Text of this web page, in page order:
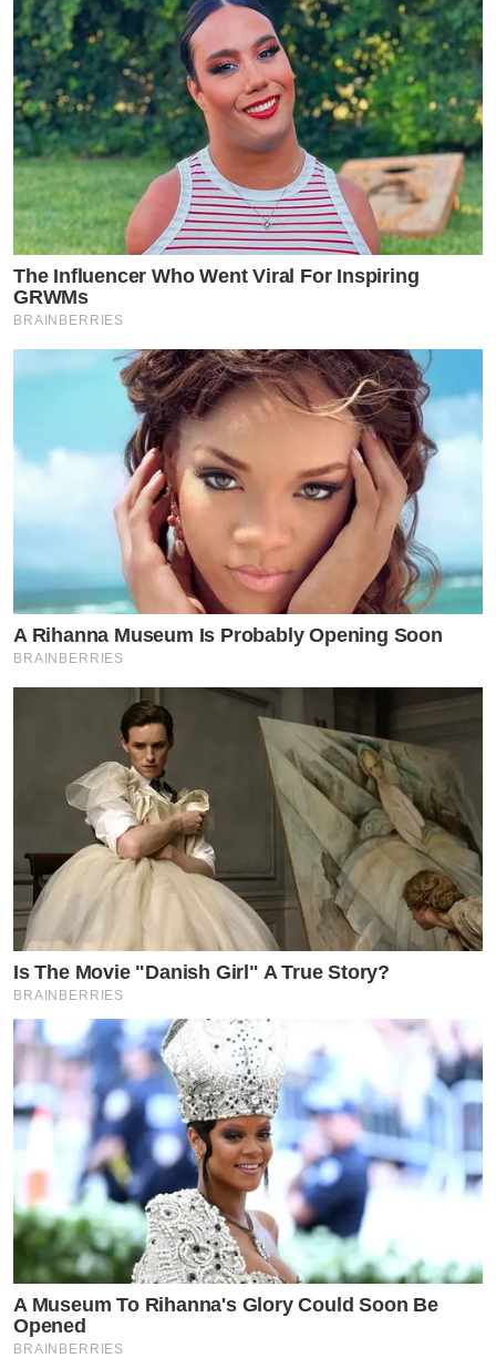
The Influencer Who Went Viral For Inspiring
GRWMs
BRAINBERRIES
A Rihanna Museum Is Probably Opening Soon
BRAINBERRIES
Is The Movie "Danish Girl" A True Story?
BRAINBERRIES
A Museum To Rihanna's Glory Could Soon Be
Opened
BRAINBERRIES